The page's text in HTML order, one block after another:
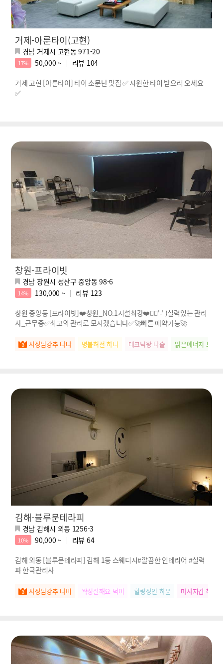
거제-아룬타이(고현)
경남 거제시 고현동 971-20
17% 50,000 ~ 리뷰 104
거제 고현 [아룬타이] 타이 소문난 맛집 ✅ 시원한 타이 받으러 오세요
✅
창원-프라이빗
경남 창원시 성산구 중앙동 98-6
14% 130,000 ~ 리뷰 123
창원 중앙동 [프라이빗]❤️창원_NO.1시설최강❤️🖐🏻'-' )실력있는 관리
사_근무중✅최고의 관리로 모시겠습니다✅🚀빠른 예약가능🚀
사장님강추 다나 명불허전 하니 테크닉왕 다슬 밝은에너지 보브
김해-블루문테라피
경남 김해시 외동 1256-3
10% 90,000 ~ 리뷰 64
김해 외동 [블루문테라피] 김해 1등 스웨디시#깔끔한 인테리어 #실력
파 한국관리사
사장님강추 나비 왁싱잘해요 덕이 힐링장인 하윤 마사지갑 혜진